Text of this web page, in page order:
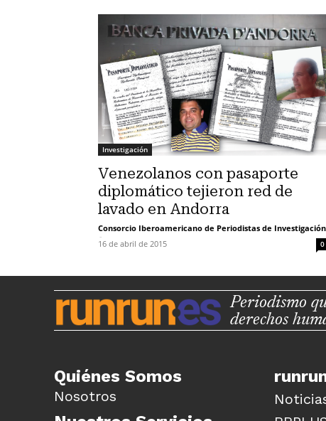
Investigación
Venezolanos con pasaporte
diplomático tejieron red de
lavado en Andorra
Consorcio Iberoamericano de Periodistas de Investigación
-
16 de abril de 2015 0
Periodismo
derechos
Quiénes Somos
Nosotros